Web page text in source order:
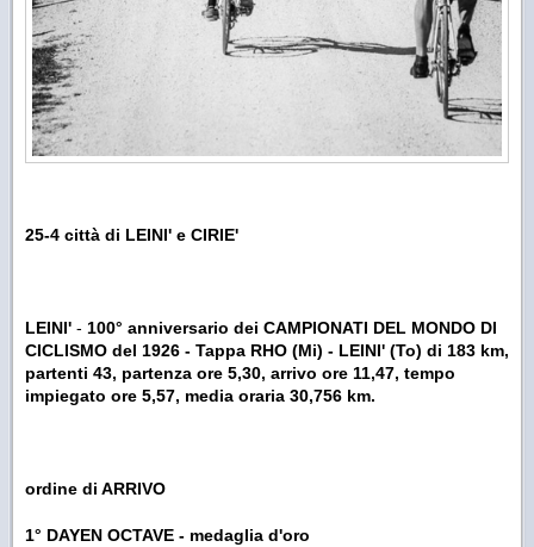
25-4 città di LEINI' e CIRIE'
LEINI' - 100° anniversario dei CAMPIONATI DEL MONDO DI
CICLISMO del 1926 - Tappa RHO (Mi) - LEINI' (To) di 183 km,
partenti 43, partenza ore 5,30, arrivo ore 11,47, tempo
impiegato ore 5,57, media oraria 30,756 km.
ordine di ARRIVO
1° DAYEN OCTAVE - medaglia d'oro